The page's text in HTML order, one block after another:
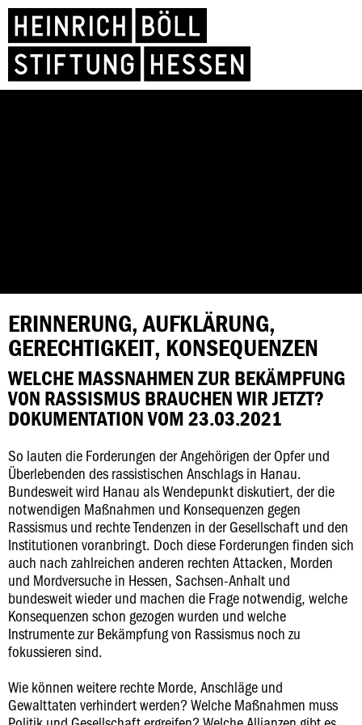
ERINNERUNG, AUFKLÄRUNG,
GERECHTIGKEIT, KONSEQUENZEN
WELCHE MASSNAHMEN ZUR BEKÄMPFUNG V
ON RASSISMUS BRAUCHEN WIR JETZT?
DOKUMENTATION VOM 23.03.2021
So lauten die Forderungen der Angehörigen der Opfer und
Überlebenden des rassistischen Anschlags in Hanau.
Bundesweit wird Hanau als Wendepunkt diskutiert, der die
notwendigen Maßnahmen und Konsequenzen gegen
Rassismus und rechte Tendenzen in der Gesellschaft und den
Institutionen voranbringt. Doch diese Forderungen finden sich
auch nach zahlreichen anderen rechten Attacken, Morden
und Mordversuche in Hessen, Sachsen-Anhalt und
bundesweit wieder und machen die Frage notwendig, welche
Konsequenzen schon gezogen wurden und welche
Instrumente zur Bekämpfung von Rassismus noch zu
fokussieren sind.
Wie können weitere rechte Morde, Anschläge und
Gewalttaten verhindert werden? Welche Maßnahmen muss